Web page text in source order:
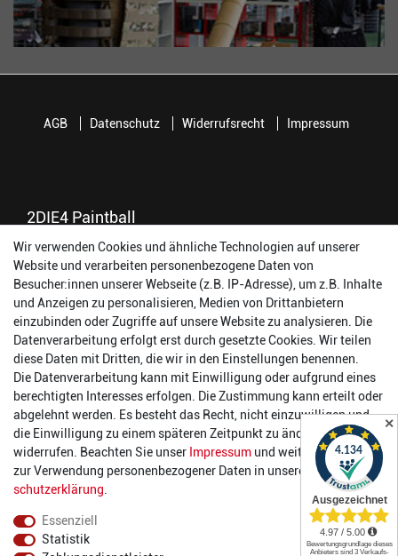
2DIE4 Paintball
56457 Westerburg
Reinhold-Ferger-Straße 26
order@2die4-sports.com
0 26 63/ 9 68 69 37
Öffnungszeiten
Montag:
14:00 - 17:00 Uhr
Dienstag:
14:00 - 17:00 Uhr
Mittwoch:
14:00 - 17:00 Uhr
Donnerstag:
14:00 - 17:00 Uhr
Freitag:
14:00 - 19:00 Uhr
Samstag:
10:00 - 17:00 Uhr
AGB Datenschutz Widerrufsrecht Impressum
Wir verwenden Cookies und ähnliche Technologien auf unserer
Website und verarbeiten personenbezogene Daten von
Besucher:innen unserer Webseite (z.B. IP-Adresse), um z.B. Inhalte
und Anzeigen zu personalisieren, Medien von Drittanbietern
einzubinden oder Zugriffe auf unsere Website zu analysieren. Die
Datenverarbeitung erfolgt erst durch gesetzte Cookies. Wir teilen
diese Daten mit Dritten, die wir in den Einstellungen benennen.
Die Datenverarbeitung kann mit Einwilligung oder aufgrund eines
berechtigten Interesses erfolgen. Die Zustimmung kann erteilt oder
abgelehnt werden. Es besteht das Recht, nicht einzuwilligen und
die Einwilligung zu einem späteren Zeitpunkt zu ändern oder zu
widerrufen. Beachten Sie unser Impressum und weitere Hinweise
zur Verwendung personenbezogener Daten in unserer
Daten­
schutz­erklärung
Essenziell
Statistik
✕